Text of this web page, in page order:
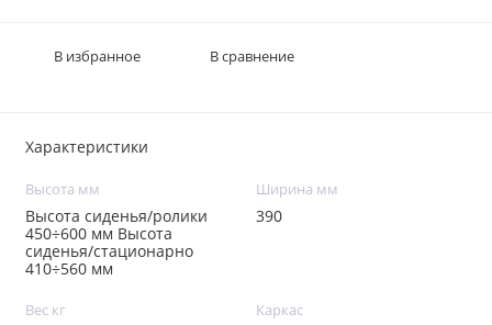
В избранное В сравнение
Характеристики
Высота мм
Высота сиденья/ролики
450÷600 мм Высота
сиденья/стационарно
410÷560 мм
Ширина мм
390
Вес кг Каркас